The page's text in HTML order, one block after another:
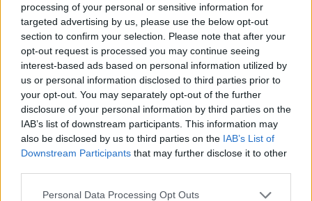
processing of your personal or sensitive information for
targeted advertising by us, please use the below opt-out
section to confirm your selection. Please note that after your
opt-out request is processed you may continue seeing
interest-based ads based on personal information utilized by
us or personal information disclosed to third parties prior to
your opt-out. You may separately opt-out of the further
disclosure of your personal information by third parties on the
IAB’s list of downstream participants. This information may
also be disclosed by us to third parties on the IAB’s List of
Downstream Participants that may further disclose it to other
Please note that this website/app uses one or more Google
Personal Data Processing Opt Outs
Első albérletünkből most csak a nappalit mutatnánk
meg - a többit szíveskedjenek sejteni. Enyhén szólva
is steril tér ez a nappali - de bárhová leteríthető egy
matrac. Az albérlet valósága közös valóságunk: egy
előadásnyi sűrített mikroorganizmus-látlelet, ahol
az organizmusok élete tarthat egy percig, de egy
örökkévalóságig is. Egy színház dolgozói, egy bérház
lakói, de szerencsés esetben egy metrószerelvény
utasai is egész társadalmunk keresztmetszetét
mutatják. Nehéz feladat elé állítjuk magunkat:
színpadi térbe sűríteni egy, adott esetben már
önmagában végtelen sűrűségű valóságot, egy
bérház valóságát. Lakók és bérlők, vendégek, és